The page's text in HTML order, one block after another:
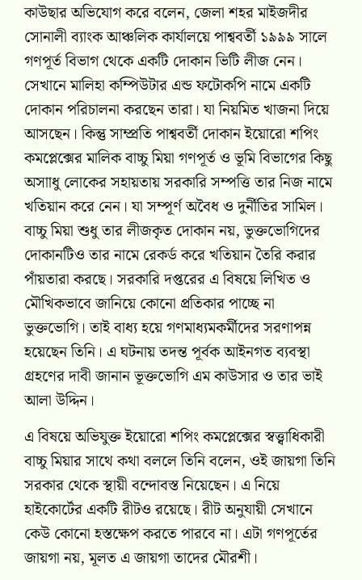
কাউছার অভিযোগ করে বলেন, জেলা শহর মাইজদীর
সোনালী ব্যাংক আঞ্চলিক কার্যালয়ে পাশ্ববর্তী ১৯৯৯ সালে
গণপূর্ত বিভাগ থেকে একটি দোকান ভিটি লীজ নেন।
সেখানে মালিহা কম্পিউটার এন্ড ফটোকপি নামে একটি
দোকান পরিচালনা করছেন তারা। যা নিয়মিত খাজনা দিয়ে
আসছেন। কিন্তু সাম্প্রতি পাশ্ববর্তী দোকান ইয়োরো শপিং
কমপ্লেক্সের মালিক বাচ্চু মিয়া গণপূর্ত ও ভূমি বিভাগের কিছু
অসাাধু লোকের সহায়তায় সরকারি সম্পত্তি তার নিজ নামে
খতিয়ান করে নেন। যা সম্পূর্ণ অবৈধ ও দুর্নীতির সামিল।
বাচ্চু মিয়া শুধু তার লীজকৃত দোকান নয়, ভুক্তভোগিদের
দোকানটিও তার নামে রেকর্ড করে খতিয়ান তৈরি করার
পাঁয়তারা করছে। সরকারি দপ্তরের এ বিষয়ে লিখিত ও
মৌখিকভাবে জানিয়ে কোনো প্রতিকার পাচ্ছে না
ভুক্তভোগি। তাই বাধ্য হয়ে গণমাধ্যমকর্মীদের সরণাপন্ন
হয়েছেন তিনি। এ ঘটনায় তদন্ত পূর্বক আইনগত ব্যবস্থা
গ্রহণের দাবী জানান ভূক্তভোগি এম কাউসার ও তার ভাই
আলা উদ্দিন।
এ বিষয়ে অভিযুক্ত ইয়োরো শপিং কমপ্লেক্সের স্বত্ত্বাধিকারী
বাচ্চু মিয়ার সাথে কথা বললে তিনি বলেন, ওই জায়গা তিনি
সরকার থেকে স্থায়ী বন্দোবস্ত নিয়েছেন। এ নিয়ে
হাইকোর্টের একটি রীটও রয়েছে। রীট অনুযায়ী সেখানে
কেউ কোনো হস্তক্ষেপ করতে পারবে না। এটা গণপূর্তের
জায়গা নয়, মূলত এ জায়গা তাদের মৌরশী।